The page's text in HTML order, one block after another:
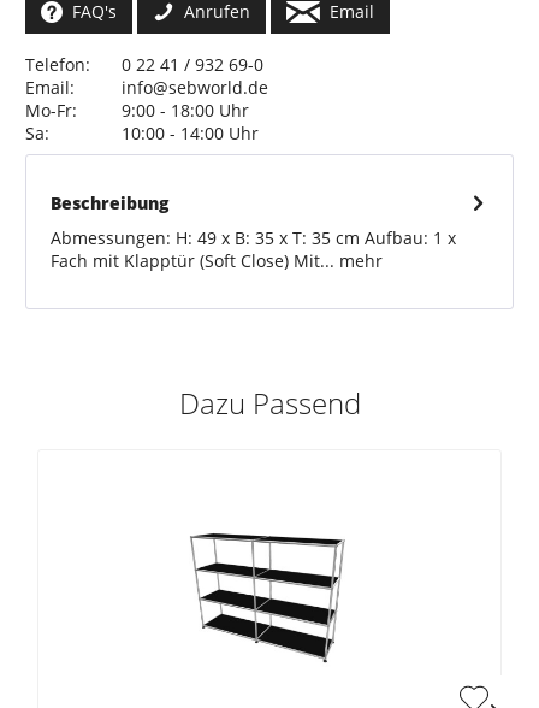
FAQ's Anrufen Email
Telefon:
0 22 41 / 932 69-0
Email:
info@sebworld.de
Mo-Fr:
9:00 - 18:00 Uhr
Sa:
10:00 - 14:00 Uhr
Beschreibung
Abmessungen: H: 49 x B: 35 x T: 35 cm Aufbau: 1 x
Fach mit Klapptür (Soft Close) Mit... mehr
Dazu Passend